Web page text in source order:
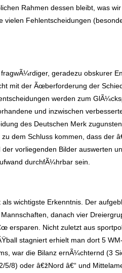
Rahmen dessen bleibt, was
vielen Fehlentscheidungen
geradezu obskurer
mit der Ãœberforderung der
werden zum
und inzwischen
des Deutschen Merk
dem Schluss kommen, dass
vorliegenden Bilder auswerten
durchfÃ¼hrbar sein.
wichtigste Erkenntnis. Der
danach vier
ersparen. Nicht zuletzt aus
stagniert erhielt man dort 5
war die Bilanz ernÃ¼chternd (3
8) oder â€žNord â€“ und